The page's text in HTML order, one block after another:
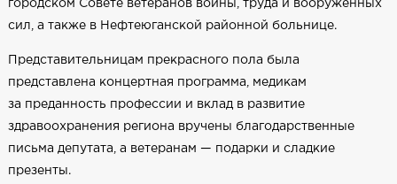
городском Совете ветеранов войны, труда и вооруженных
сил, а также в Нефтеюганской районной больнице.
Представительницам прекрасного пола была
представлена концертная программа, медикам
за преданность профессии и вклад в развитие
здравоохранения региона вручены благодарственные
письма депутата, а ветеранам — подарки и сладкие
презенты.